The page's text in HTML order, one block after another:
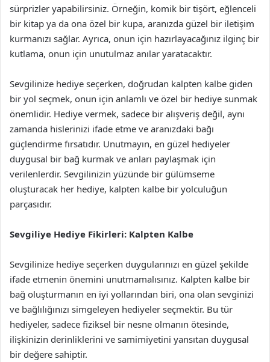
sürprizler yapabilirsiniz. Örneğin, komik bir tişört, eğlenceli
bir kitap ya da ona özel bir kupa, aranızda güzel bir iletişim
kurmanızı sağlar. Ayrıca, onun için hazırlayacağınız ilginç bir
kutlama, onun için unutulmaz anılar yaratacaktır.
Sevgilinize hediye seçerken, doğrudan kalpten kalbe giden
bir yol seçmek, onun için anlamlı ve özel bir hediye sunmak
önemlidir. Hediye vermek, sadece bir alışveriş değil, aynı
zamanda hislerinizi ifade etme ve aranızdaki bağı
güçlendirme fırsatıdır. Unutmayın, en güzel hediyeler
duygusal bir bağ kurmak ve anları paylaşmak için
verilenlerdir. Sevgilinizin yüzünde bir gülümseme
oluşturacak her hediye, kalpten kalbe bir yolculuğun
parçasıdır.
Sevgiliye Hediye Fikirleri: Kalpten Kalbe
Sevgilinize hediye seçerken duygularınızı en güzel şekilde
ifade etmenin önemini unutmamalısınız. Kalpten kalbe bir
bağ oluşturmanın en iyi yollarından biri, ona olan sevginizi
ve bağlılığınızı simgeleyen hediyeler seçmektir. Bu tür
hediyeler, sadece fiziksel bir nesne olmanın ötesinde,
ilişkinizin derinliklerini ve samimiyetini yansıtan duygusal
bir değere sahiptir.